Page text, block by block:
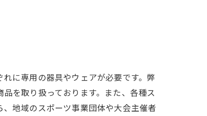
に専用の器具やウェアが必要です。弊
を取り扱っております。また、各種ス
地域のスポーツ事業団体や大会主催者